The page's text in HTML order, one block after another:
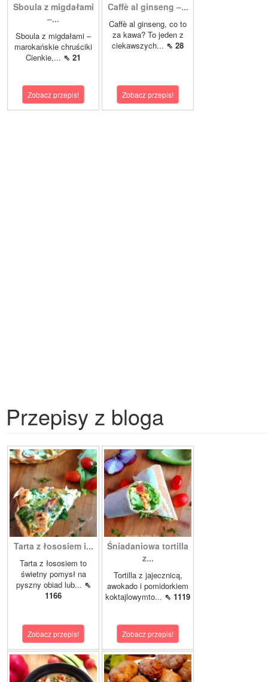
Sboula z migdałami
–...
Sboula z migdałami –
marokańskie chruściki
Cienkie,... ⇖ 21
Zobacz przepis!
Caffè al ginseng –...
Caffè al ginseng, co to
za kawa? To jeden z
ciekawszych... ⇖ 28
Zobacz przepis!
Przepisy z bloga
Tarta z łososiem i...
Tarta z łososiem to
świetny pomysł na
pyszny obiad lub... ⇖
1166
Zobacz przepis!
Śniadaniowa tortilla
z...
Tortilla z jajecznicą,
awokado i pomidorkiem
koktajlowymto... ⇖ 1119
Zobacz przepis!